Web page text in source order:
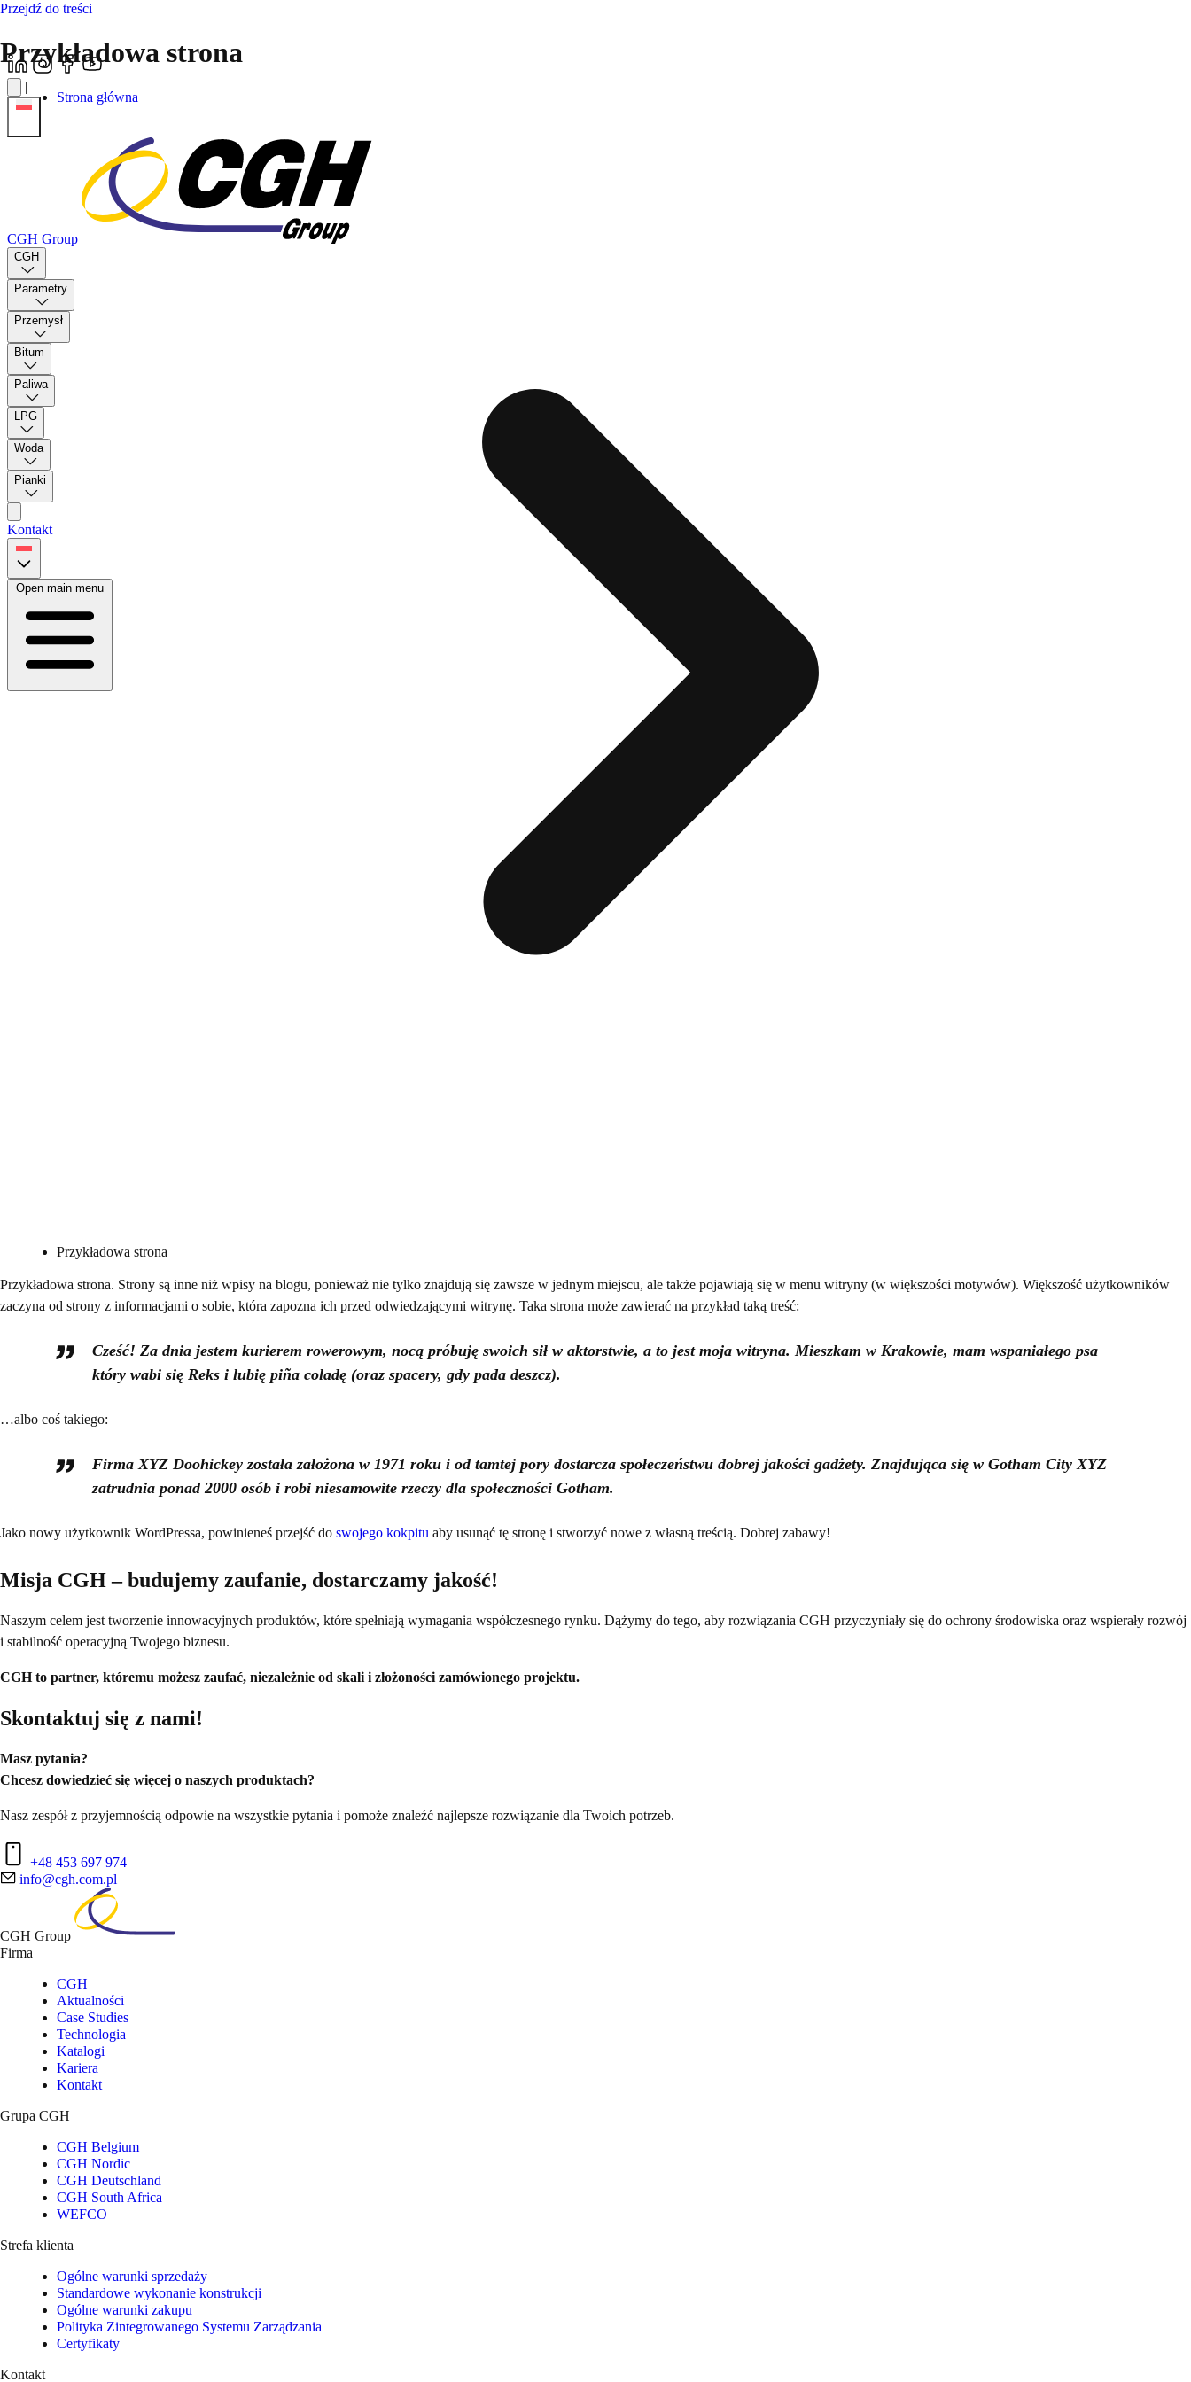
Przejdź do treści
Przykładowa strona
Strona główna
Przykładowa strona
Przykładowa strona. Strony są inne niż wpisy na blogu, ponieważ nie tylko znajdują się zawsze w jednym miejscu, ale także pojawiają się w menu witryny (w większości motywów). Większość użytkowników
zaczyna od strony z informacjami o sobie, która zapozna ich przed odwiedzającymi witrynę. Taka strona może zawierać na przykład taką treść:
Cześć! Za dnia jestem kurierem rowerowym, nocą próbuję swoich sił w aktorstwie, a to jest moja witryna. Mieszkam w Krakowie, mam wspaniałego psa
który wabi się Reks i lubię piña coladę (oraz spacery, gdy pada deszcz).
…albo coś takiego:
Firma XYZ Doohickey została założona w 1971 roku i od tamtej pory dostarcza społeczeństwu dobrej jakości gadżety. Znajdująca się w Gotham City XYZ
zatrudnia ponad 2000 osób i robi niesamowite rzeczy dla społeczności Gotham.
Jako nowy użytkownik WordPressa, powinieneś przejść do swojego kokpitu aby usunąć tę stronę i stworzyć nowe z własną treścią. Dobrej zabawy!
Misja CGH – budujemy zaufanie, dostarczamy jakość!
Naszym celem jest tworzenie innowacyjnych produktów, które spełniają wymagania współczesnego rynku. Dążymy do tego, aby rozwiązania CGH przyczyniały się do ochrony środowiska oraz wspierały rozwój
i stabilność operacyjną Twojego biznesu.
CGH to partner, któremu możesz zaufać, niezależnie od skali i złożoności zamówionego projektu.
Skontaktuj się z nami!
Masz pytania?
Chcesz dowiedzieć się więcej o naszych produktach?
Nasz zespół z przyjemnością odpowie na wszystkie pytania i pomoże znaleźć najlepsze rozwiązanie dla Twoich potrzeb.
+48 453 697 974
info@cgh.com.pl
CGH Group
Firma
CGH
Aktualności
Case Studies
Technologia
Katalogi
Kariera
Kontakt
Grupa CGH
CGH Belgium
CGH Nordic
CGH Deutschland
CGH South Africa
WEFCO
Strefa klienta
Ogólne warunki sprzedaży
Standardowe wykonanie konstrukcji
Ogólne warunki zakupu
Polityka Zintegrowanego Systemu Zarządzania
Certyfikaty
Kontakt
|
CGH Group
CGH
Parametry
Przemysł
Bitum
Paliwa
LPG
Woda
Pianki
Kontakt
Open main menu